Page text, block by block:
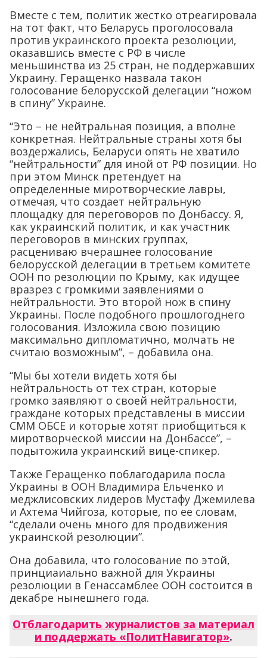
Вместе с тем, политик жестко отреагировала
на тот факт, что Беларусь проголосовала
против украинского проекта резолюции,
оказавшись вместе с РФ в числе
меньшинства из 25 стран, не поддержавших
Украину. Геращенко назвала такон
голосование белорусской делегации “ножом
в спину” Украине.
“Это – не нейтральная позиция, а вполне
конкретная. Нейтральные страны хотя бы
воздержались, Беларуси опять не хватило
“нейтральности” для иной от РФ позиции. Но
при этом Минск претендует на
определенные миротворческие лавры,
отмечая, что создает нейтральную
площадку для переговоров по Донбассу. Я,
как украинский политик, и как участник
переговоров в минских группах,
расцениваю вчерашнее голосование
белорусской делегации в третьем комитете
ООН по резолюции по Крыму, как идущее
вразрез с громкими заявлениями о
нейтральности. Это второй нож в спину
Украины. После подобного прошлогоднего
голосования. Изложила свою позицию
максимально дипломатично, молчать не
считаю возможным”, – добавила она.
“Мы бы хотели видеть хотя бы
нейтральность от тех стран, которые
громко заявляют о своей нейтральности,
граждане которых представлены в миссии
СММ ОБСЕ и которые хотят приобщиться к
миротворческой миссии на Донбассе”, –
подытожила украинский вице-спикер.
Также Геращенко поблагодарила посла
Украины в ООН Владимира Ельченко и
меджлисовских лидеров Мустафу Джемилева
и Ахтема Чийгоза, которые, по ее словам,
“сделали очень много для продвижения
украинской резолюции”.
Она добавила, что голосование по этой,
принциаиально важной для Украины
резолюции в Генассамблее ООН состоится в
декабре нынешнего года.
Отблагодарить журналистов за материал
и поддержать «ПолитНавигатор».